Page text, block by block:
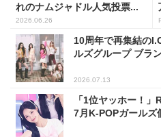
れのナムジャドル人気投票...
2026.06.26
10周年で再集結の
ルズグループ ブラ
2026.07.13
「1位ヤッホー！」
7月K-POPガールズ